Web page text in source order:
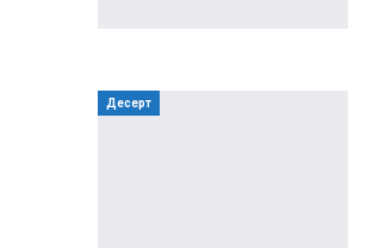
Десерт